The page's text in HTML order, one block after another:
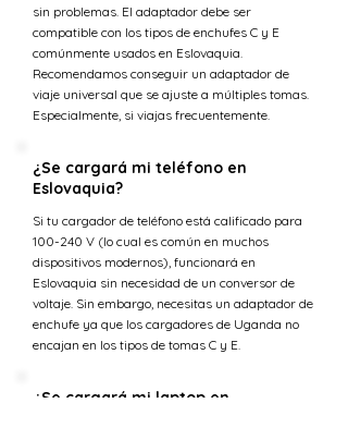
sin problemas. El adaptador debe ser
compatible con los tipos de enchufes C y E
comúnmente usados en Eslovaquia.
Recomendamos conseguir un adaptador de
viaje universal que se ajuste a múltiples tomas.
Especialmente, si viajas frecuentemente.
¿Se cargará mi teléfono en
Eslovaquia?
Si tu cargador de teléfono está calificado para
100-240 V (lo cual es común en muchos
dispositivos modernos), funcionará en
Eslovaquia sin necesidad de un conversor de
voltaje. Sin embargo, necesitas un adaptador de
enchufe ya que los cargadores de Uganda no
encajan en los tipos de tomas C y E.
¿Se cargará mi laptop en